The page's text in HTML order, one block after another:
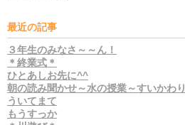
最近の記事
３年生のみなさ～～ん！
＊終業式＊
ひとあしお先に^^
朝の読み聞かせ～水の授業～すいかわり
ういてまて
もうすっか